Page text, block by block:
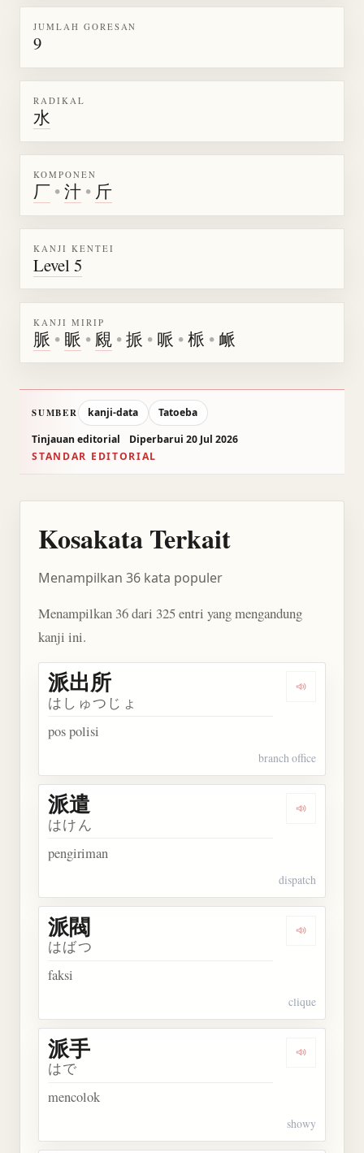
JUMLAH GORESAN
9
RADIKAL
水
KOMPONEN
厂 •汁 • 斤
KANJI KENTEI
Level 5
KANJI MIRIP
脈 • 眽 • 覛 •挀 • 哌 •㭛 •衇
SUMBER kanji-data
Tatoeba
Tinjauan editorial
Diperbarui 20 Jul 2026
STANDAR EDITORIAL
Kosakata Terkait
Menampilkan 36 kata populer
Menampilkan 36 dari 325 entri yang mengandung
kanji ini.
Dengarkan
派出所
はしゅつじょ
pos polisi
branch office
Dengarkan
派遣
はけん
pengiriman
dispatch
Dengarkan
派閥
はばつ
faksi
clique
Dengarkan
派手
はで
mencolok
showy